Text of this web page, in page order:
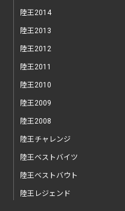
陸王2014
陸王2013
陸王2012
陸王2011
陸王2010
陸王2009
陸王2008
陸王チャレンジ
陸王ベストバイツ
陸王ベストバウト
陸王レジェンド